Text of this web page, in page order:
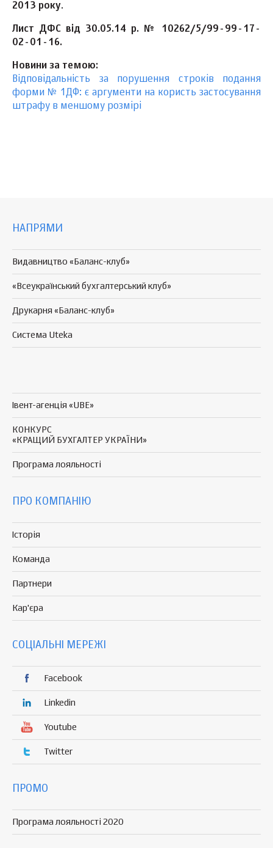
2013 року.
Лист ДФС від 30.05.14 р. № 10262/5/99-99-17-
02-01-16.
Новини за темою:
Відповідальність за порушення строків подання
форми № 1ДФ: є аргументи на користь застосування
штрафу в меншому розмірі
НАПРЯМИ
Видавництво «Баланс-клуб»
«Всеукраїнський бухгалтерський клуб»
Друкарня «Баланс-клуб»
Система Uteka
Івент-агенція «UBE»
КОНКУРС
«КРАЩИЙ БУХГАЛТЕР УКРАЇНИ»
Програма лояльності
ПРО КОМПАНІЮ
Історія
Команда
Партнери
Кар'єра
СОЦІАЛЬНІ МЕРЕЖІ
Facebook
Linkedin
Youtube
Twitter
ПРОМО
Програма лояльності 2020